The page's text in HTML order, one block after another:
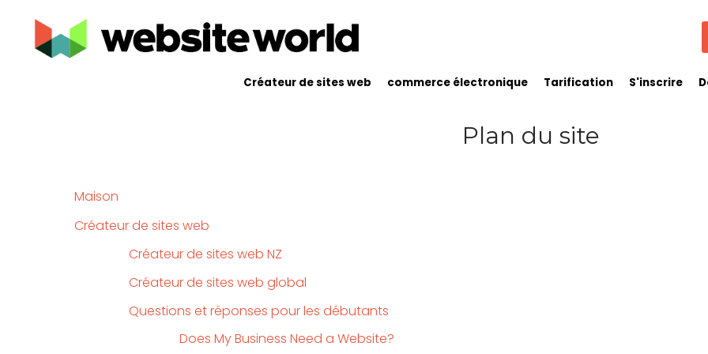
Créateur de sites web commerce électronique Tarification S'inscrire
Plan du site
Maison
Créateur de sites web
Créateur de sites web NZ
Créateur de sites web global
Questions et réponses pour les débutants
Does My Business Need a Website?